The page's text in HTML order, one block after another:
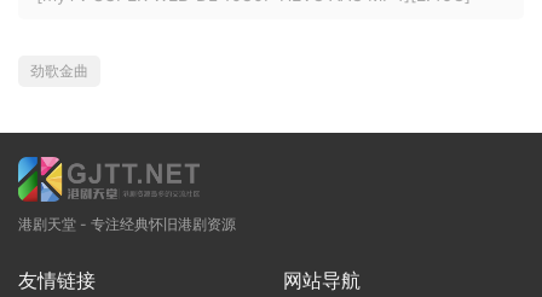
劲歌金曲
港剧天堂 - 专注经典怀旧港剧资源
友情链接 网站导航